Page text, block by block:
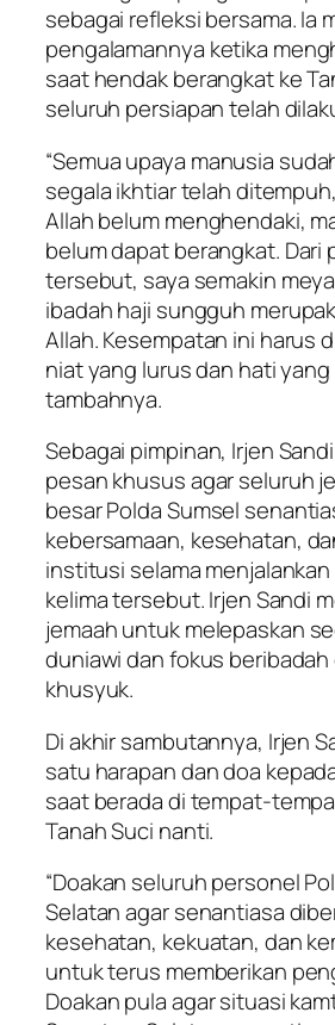
sebagai refleksi bersama. Ia
pengalamannya ketika
saat hendak berangkat ke
seluruh persiapan telah
“Semua upaya manusia
segala ikhtiar telah
Allah belum menghendaki,
belum dapat berangkat. Dari
tersebut, saya semakin
ibadah haji sungguh
Allah. Kesempatan ini harus
niat yang lurus dan hati yang
tambahnya.
Sebagai pimpinan, Irjen
pesan khusus agar seluruh
besar Polda Sumsel
kebersamaan, kesehatan,
institusi selama
kelima tersebut. Irjen Sandi
jemaah untuk melepaskan
duniawi dan fokus
khusyuk.
Di akhir sambutannya, Irjen
satu harapan dan doa
saat berada di tempat-
Tanah Suci nanti.
“Doakan seluruh personel
Selatan agar senantiasa
kesehatan, kekuatan, dan
untuk terus memberikan
Doakan pula agar situasi